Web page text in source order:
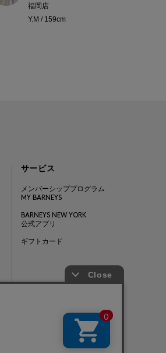
福岡店
Y.M / 159cm
サービス
メンバーシッププログラム
MY BARNEYS
BARNEYS NEW YORK
公式アプリ
ギフトカード